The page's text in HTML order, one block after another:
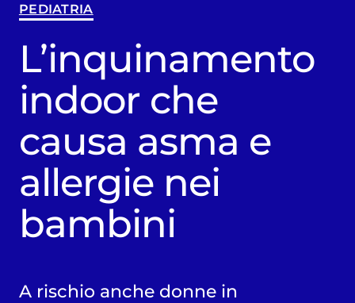
PEDIATRIA
L’inquinamento
indoor che
causa asma e
allergie nei
bambini
A rischio anche donne in